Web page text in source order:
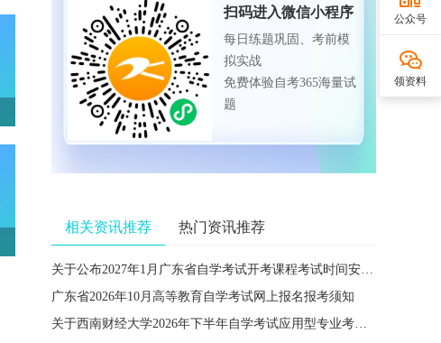
扫码进入微信小程序
每日练题巩固、考前模
拟实战
免费体验自考365海量试
题
相关资讯推荐 热门资讯推荐
关于公布2027年1月广东省自学考试开考课程考试时间安排和使用教材的通知
广东省2026年10月高等教育自学考试网上报名报考须知
关于西南财经大学2026年下半年自学考试应用型专业考籍更改办理的通知
公众号
领资料